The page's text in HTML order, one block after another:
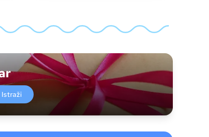
Istraži